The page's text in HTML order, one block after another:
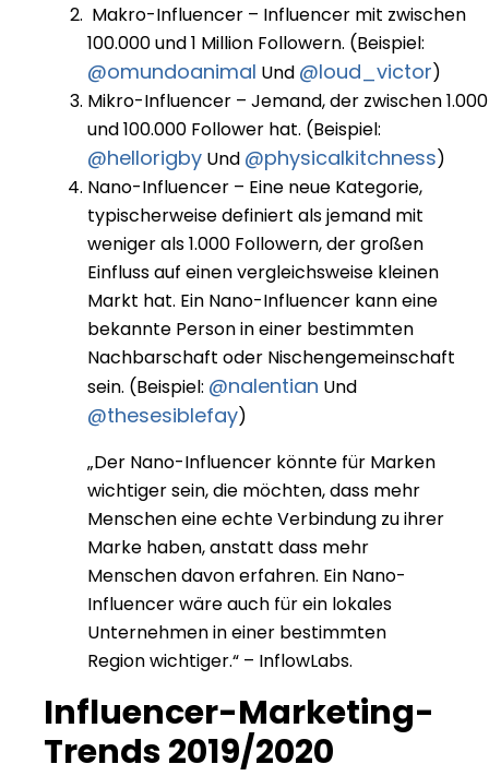
Makro-Influencer – Influencer mit zwischen
100.000 und 1 Million Followern. (Beispiel:
@omundoanimal Und @loud_victor)
Mikro-Influencer – Jemand, der zwischen 1.000
und 100.000 Follower hat. (Beispiel:
@hellorigby Und @physicalkitchness)
Nano-Influencer – Eine neue Kategorie,
typischerweise definiert als jemand mit
weniger als 1.000 Followern, der großen
Einfluss auf einen vergleichsweise kleinen
Markt hat. Ein Nano-Influencer kann eine
bekannte Person in einer bestimmten
Nachbarschaft oder Nischengemeinschaft
sein. (Beispiel: @nalentian Und
@thesesiblefay)
„Der Nano-Influencer könnte für Marken
wichtiger sein, die möchten, dass mehr
Menschen eine echte Verbindung zu ihrer
Marke haben, anstatt dass mehr
Menschen davon erfahren. Ein Nano-
Influencer wäre auch für ein lokales
Unternehmen in einer bestimmten
Region wichtiger.“ – InflowLabs.
Influencer-Marketing-
Trends 2019/2020